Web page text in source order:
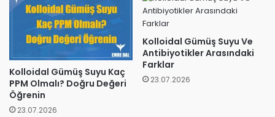
Kolloidal Gümüş Suyu Kaç
PPM Olmalı? Doğru Değeri
Öğrenin
23.07.2026
Kolloidal Gümüş Suyu Ve
Antibiyotikler Arasındaki
Farklar
23.07.2026